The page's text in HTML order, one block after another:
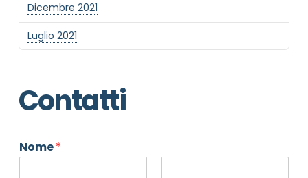
Dicembre 2021
Luglio 2021
Contatti
Nome*